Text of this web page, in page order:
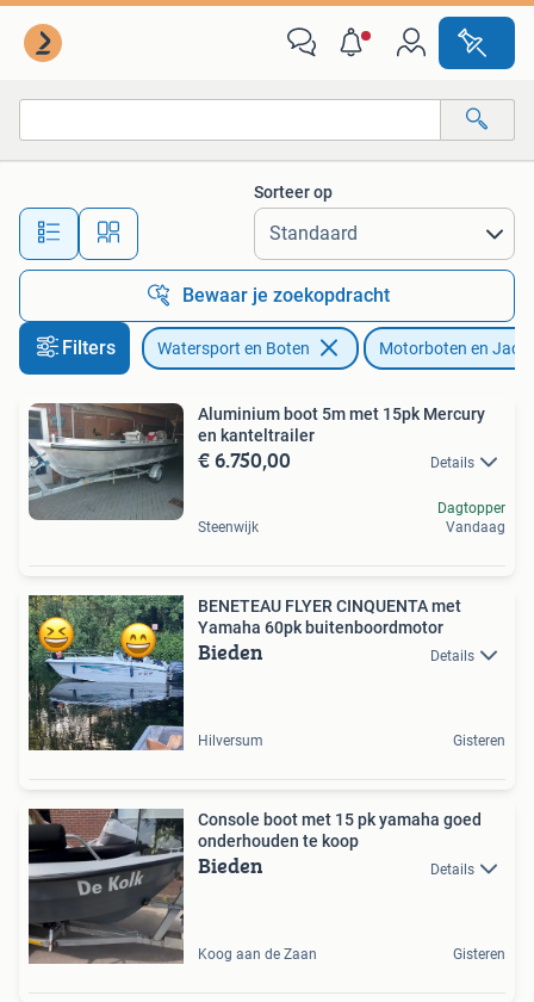
Alle afstanden…
Sorteer op
Bewaar je zoekopdracht
Filters Watersport en Boten Motorboten en
Aluminium boot 5m met 15pk Mercury
en kanteltrailer
€ 6.750,00 Details
Steenwijk
Dagtopper
Vandaag
BENETEAU FLYER CINQUENTA met
Yamaha 60pk buitenboordmotor
Bieden Details
Hilversum Gisteren
Console boot met 15 pk yamaha goed
onderhouden te koop
Bieden Details
Koog aan de Zaan Gisteren